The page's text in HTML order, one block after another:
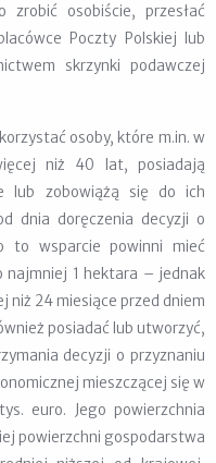
zrobić osobiście, przesłać
Poczty Polskiej lub
skrzynki podawczej
osoby, które m.in. w
niż 40 lat, posiadają
lub zobowiążą się do ich
dnia doręczenia decyzji o
to wsparcie powinni mieć
najmniej 1 hektara – jednak
niż 24 miesiące przed dniem
posiadać lub utworzyć,
decyzji o przyznaniu
mieszczącej się w
euro. Jego powierzchnia
powierzchni gospodarstwa